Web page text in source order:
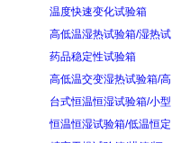
温度快速变化试验箱
高低温湿热试验箱/湿热试
药品稳定性试验箱
高低温交变湿热试验箱/高
台式恒温恒湿试验箱/小型
恒温恒湿试验箱/低温恒定